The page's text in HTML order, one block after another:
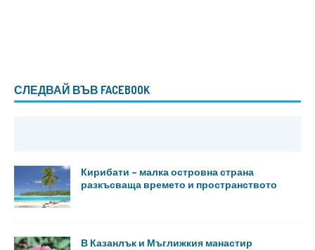
СЛЕДВАЙ ВЪВ FACEBOOK
Кирибати – малка островна страна
разкъсваща времето и пространството
В Казанлък и Мъглижкия манастир